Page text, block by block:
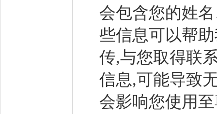
会包含您的姓
些信息可以帮
传,与您取得联
信息,可能导致
会影响您使用